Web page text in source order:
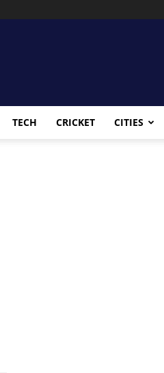
TECH CRICKET CITIES